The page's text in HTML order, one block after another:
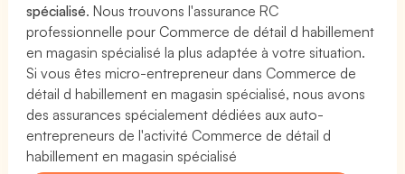
spécialisé. Nous trouvons l'assurance RC
professionnelle pour Commerce de détail d habillement
en magasin spécialisé la plus adaptée à votre situation.
Si vous êtes micro-entrepreneur dans Commerce de
détail d habillement en magasin spécialisé, nous avons
des assurances spécialement dédiées aux auto-
entrepreneurs de l'activité Commerce de détail d
habillement en magasin spécialisé